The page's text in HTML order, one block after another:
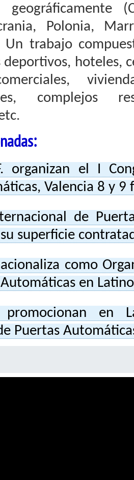
geográficamente
Polonia,
Un trabajo
hoteles,
complejos
organizan el I
Valencia 8 y 9
de
superficie
como
en
en
Puertas